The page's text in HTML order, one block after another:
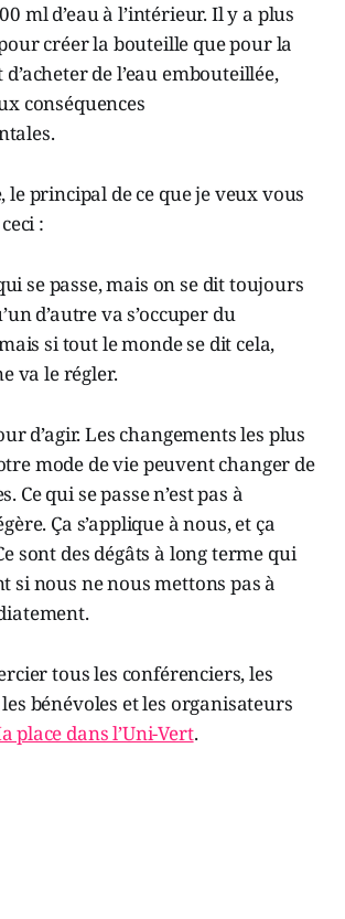
ml d’eau à l’intérieur. Il y a plus
créer la bouteille que pour la
de l’eau embouteillée,
conséquences
le principal de ce que je veux vous
:
se passe, mais on se dit toujours
d’autre va s’occuper du
si tout le monde se dit cela,
va le régler.
d’agir. Les changements les plus
mode de vie peuvent changer de
Ce qui se passe n’est pas à
Ça s’applique à nous, et ça
sont des dégâts à long terme qui
si nous ne nous mettons pas à
tous les conférenciers, les
bénévoles et les organisateurs
place dans l’Uni-Vert.